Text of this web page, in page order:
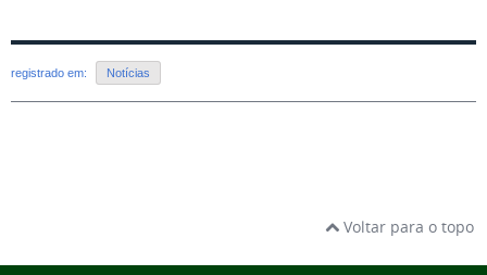
registrado em: Notícias
Voltar para o topo